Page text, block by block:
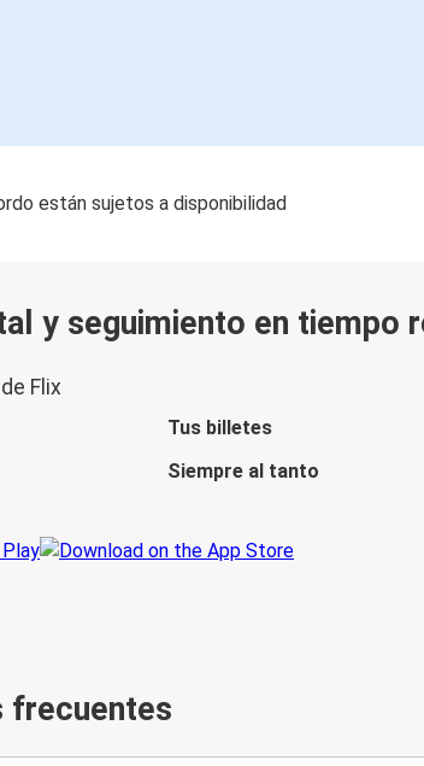
están sujetos a disponibilidad
y seguimiento en tiempo
Flix
Tus billetes
Siempre al tanto
frecuentes